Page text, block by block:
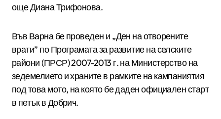
още Диана Трифонова.
Във Варна бе проведен и „Ден на отворените
врати” по Програмата за развитие на селските
райони (ПРСР) 2007-2013 г. на Министерство на
зедемелието и храните в рамките на кампаниятия
под това мото, на която бе даден официален старт
в петък в Добрич.